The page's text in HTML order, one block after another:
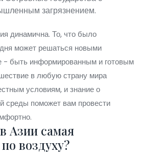
загрязнением.
динамична. То, что было
может решаться новыми
- быть информированным и готовым
в любую страну мира
условиям, и знание о
среды поможет вам провести
Азии самая
воздуху?